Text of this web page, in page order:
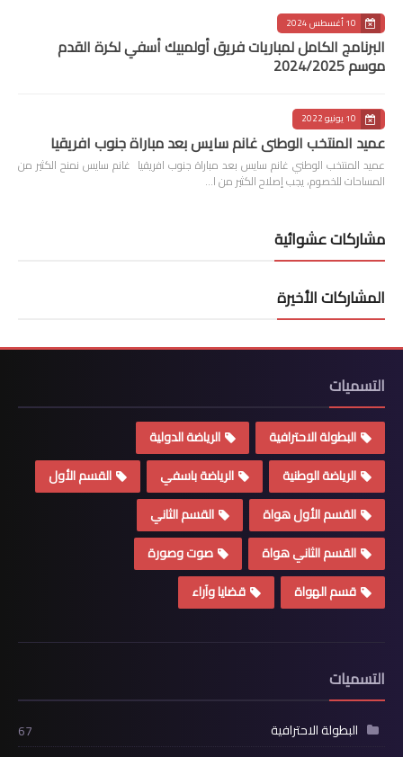
10 أغسطس 2024
البرنامج الكامل لمباريات فريق أولمبيك أسفي لكرة القدم
موسم 2024/2025
10 يونيو 2022
عميد المنتخب الوطني غانم سايس بعد مباراة جنوب افريقيا
عميد المنتخب الوطني غانم سايس بعد مباراة جنوب افريقيا غانم سايس نمنح الكثير من
المساحات للخصوم، يجب إصلاح الكثير من ا…
مشاركات عشوائية
المشاركات الأخيرة
التسميات
البطولة الاحترافية
الرياضة الدولية
الرياضة الوطنية
الرياضة باسفي
القسم الأول
القسم الأول هواة
القسم الثاني
القسم الثاني هواة
صوت وصورة
قسم الهواة
قضايا وآراء
التسميات
البطولة الاحترافية
67